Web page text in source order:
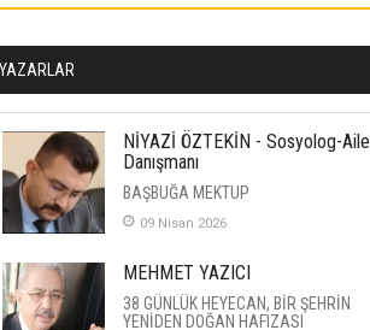
NİYAZİ ÖZTEKİN - Sosyolog-Aile
Danışmanı
BAŞBUĞA MEKTUP
09 Nisan 2026
MEHMET YAZICI
38 GÜNLÜK HEYECAN, BİR ŞEHRİN
YENİDEN DOĞAN HAFIZASI